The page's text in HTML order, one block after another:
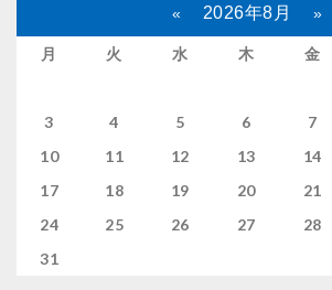
« 2026年8月 »
月 火 水 木 金
3
4 5 6 7
10
11 12 13 14
17
18 19 20 21
24
25 26 27 28
31